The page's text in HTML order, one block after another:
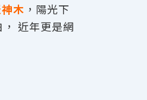
木 ，陽光下
近年更是網